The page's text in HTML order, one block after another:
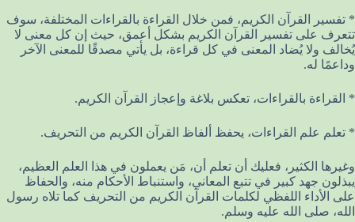
* تفسير القرآن الكريم، فمن خلال القراءة بالقراءات المختلفة، سوف
تتعرف على تفسير القرآن الكريم بشكل أعمق، حيث إن كل معنى لا
يُخالف ولا يُضاد المعنى في كل قراءة، بل يأتي مصدقًا للمعنى الآخر
وداعمًا له.
* القراءة بالقراءات، تعكس بلاغة وإعجاز القرآن الكريم.
* تعلم علم القراءات، يحفظ ألفاظ القرآن الكريم من التحريف.
وغيرها الكثير، فعليك أن تعلم أن، مَن يعملون في هذا العلم العظيم،
يبذلون جهد كبير في تتبع المعاني، واستنباط الأحكام منه، والحفاظ
على الأداء اللفظي لكلمات القرآن الكريم من التحريف كما تلاه رسول
الله، صلى الله عليه وسلم.